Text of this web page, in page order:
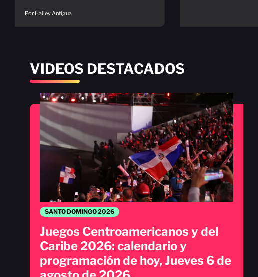
Por Halley Antigua
VIDEOS DESTACADOS
SANTO DOMINGO 2026
Juegos Centroamericanos y del
Caribe 2026: calendario y
programación de hoy, Jueves 6 de